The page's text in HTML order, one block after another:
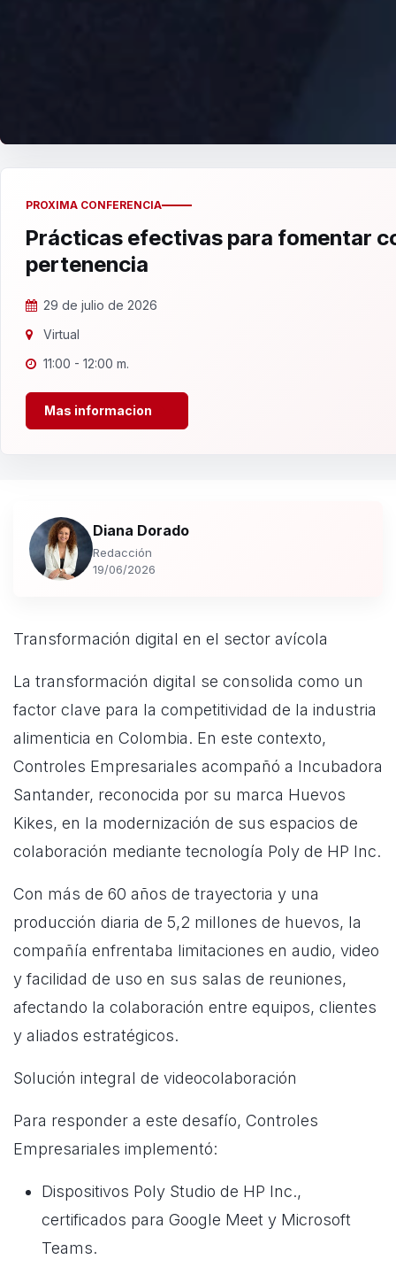
PROXIMA CONFERENCIA
Prácticas efectivas para fomentar
pertenencia
29 de julio de 2026
Virtual
11:00 - 12:00 m.
Mas informacion
Diana Dorado
Redacción
19/06/2026
Transformación digital en el sector avícola
La transformación digital se consolida como un
factor clave para la competitividad de la industria
alimenticia en Colombia. En este contexto,
Controles Empresariales acompañó a Incubadora
Santander, reconocida por su marca Huevos
Kikes, en la modernización de sus espacios de
colaboración mediante tecnología Poly de HP Inc.
Con más de 60 años de trayectoria y una
producción diaria de 5,2 millones de huevos, la
compañía enfrentaba limitaciones en audio, video
y facilidad de uso en sus salas de reuniones,
afectando la colaboración entre equipos, clientes
y aliados estratégicos.
Solución integral de videocolaboración
Para responder a este desafío, Controles
Empresariales implementó:
Dispositivos Poly Studio de HP Inc.,
certificados para Google Meet y Microsoft
Teams.